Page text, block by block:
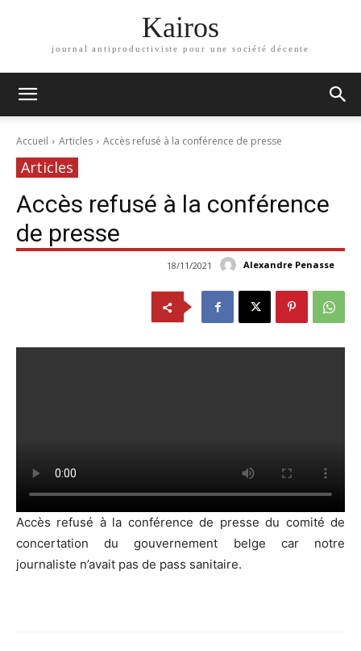
Kairos
journal antiproductiviste pour une société décente
Accueil Articles Accès refusé à la conférence de presse
Articles
Accès refusé à la conférence
de presse
Alexandre Penasse
18/11/2021
Accès refusé à la conférence de presse du comité de
concertation du gouvernement belge car notre
journaliste n’avait pas de pass sanitaire.